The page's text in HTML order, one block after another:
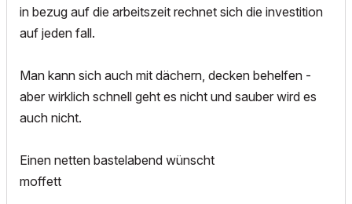
in bezug auf die arbeitszeit rechnet sich die investition
auf jeden fall.
Man kann sich auch mit dächern, decken behelfen -
aber wirklich schnell geht es nicht und sauber wird es
auch nicht.
Einen netten bastelabend wünscht
moffett